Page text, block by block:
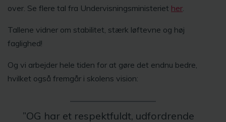
over. Se flere tal fra Undervisningsministeriet her
Tallene vidner om stabilitet, stærk løftevne og høj
faglighed!
Og vi arbejder hele tiden for at gøre det endnu bedre,
hvilket også fremgår i skolens vision:
”OG har et respektfuldt, udfordrende